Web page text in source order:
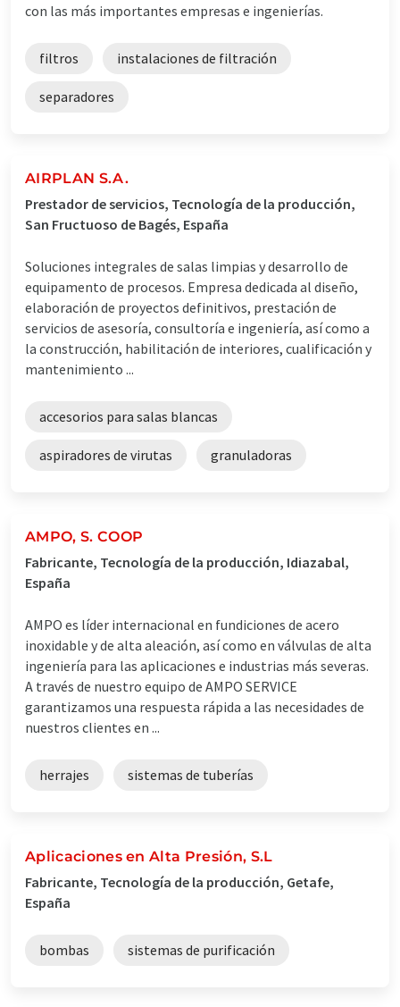
con las más importantes empresas e ingenierías.
filtros instalaciones de filtración
separadores
AIRPLAN S.A.
Prestador de servicios, Tecnología de la producción,
San Fructuoso de Bagés, España
Soluciones integrales de salas limpias y desarrollo de
equipamento de procesos. Empresa dedicada al diseño,
elaboración de proyectos definitivos, prestación de
servicios de asesoría, consultoría e ingeniería, así como a
la construcción, habilitación de interiores, cualificación y
mantenimiento ...
accesorios para salas blancas
aspiradores de virutas granuladoras
AMPO, S. COOP
Fabricante, Tecnología de la producción, Idiazabal,
España
AMPO es líder internacional en fundiciones de acero
inoxidable y de alta aleación, así como en válvulas de alta
ingeniería para las aplicaciones e industrias más severas.
A través de nuestro equipo de AMPO SERVICE
garantizamos una respuesta rápida a las necesidades de
nuestros clientes en ...
herrajes sistemas de tuberías
Aplicaciones en Alta Presión, S.L
Fabricante, Tecnología de la producción, Getafe,
España
bombas sistemas de purificación